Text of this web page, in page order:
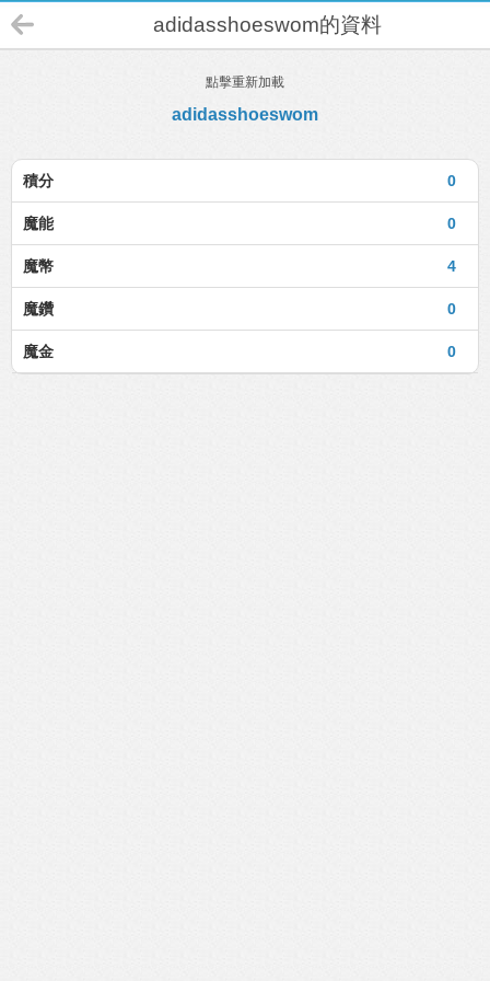
adidasshoeswom的資料
點擊重新加載
adidasshoeswom
0
積分
0
魔能
4
魔幣
0
魔鑽
0
魔金